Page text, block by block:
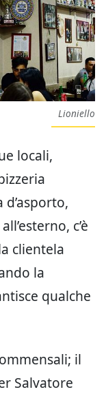
Lioniello
locali,
c’è
clientela
la
qualche
il
Salvatore